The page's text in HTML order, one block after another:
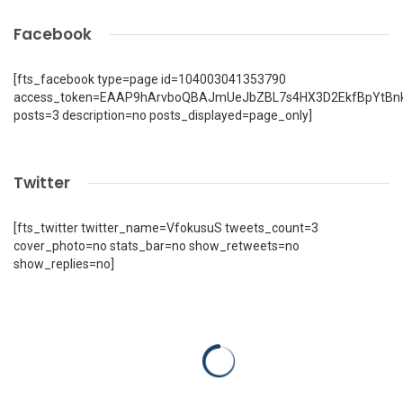
Facebook
[fts_facebook type=page id=104003041353790
posts=3 description=no posts_displayed=page_only]
Twitter
[fts_twitter twitter_name=VfokusuS tweets_count=3
cover_photo=no stats_bar=no show_retweets=no
show_replies=no]